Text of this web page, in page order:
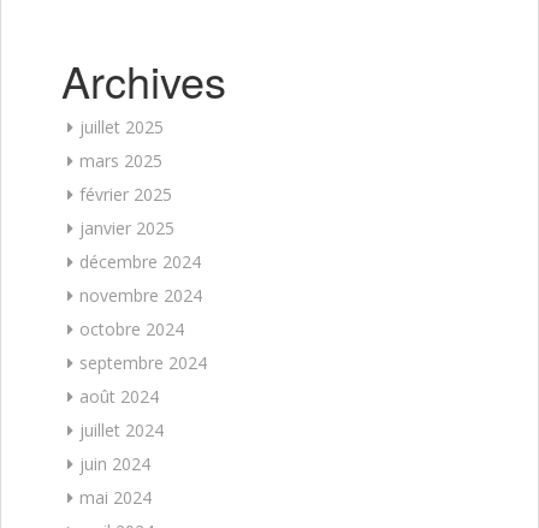
Archives
juillet 2025
mars 2025
février 2025
janvier 2025
décembre 2024
novembre 2024
octobre 2024
septembre 2024
août 2024
juillet 2024
juin 2024
mai 2024